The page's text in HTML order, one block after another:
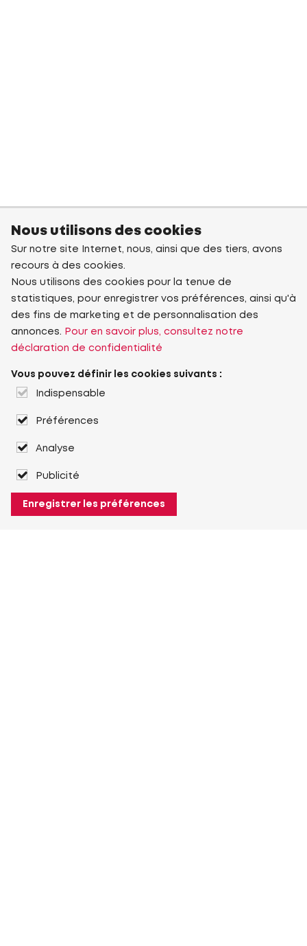
Nous utilisons des cookies
Sur notre site Internet, nous, ainsi que des tiers, avons
recours à des cookies.
Nous utilisons des cookies pour la tenue de
statistiques, pour enregistrer vos préférences, ainsi qu'à
des fins de marketing et de personnalisation des
annonces.
Pour en savoir plus, consultez notre
déclaration de confidentialité
Vous pouvez définir les cookies suivants :
Indispensable
Préférences
Analyse
Publicité
Enregistrer les préférences